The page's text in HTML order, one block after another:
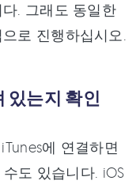
. 그래도 동일한
로 진행하십시오.
있는지 확인
에 연결하면
도 있습니다. iOS